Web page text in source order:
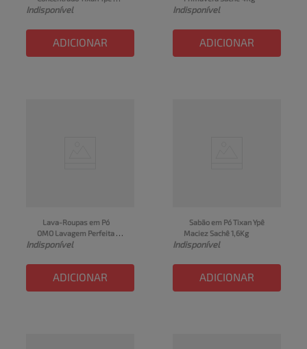
Primavera Sachê 2,4kg
Indisponível
ADICIONAR
Indisponível
ADICIONAR
Lava-Roupas em Pó
OMO Lavagem Perfeita
Pro Pacote 5,6kg
Indisponível
ADICIONAR
Sabão em Pó Tixan Ypê
Maciez Sachê 1,6Kg
Indisponível
ADICIONAR